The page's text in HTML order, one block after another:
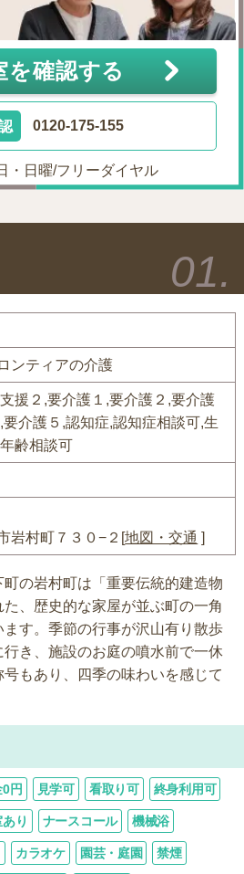
を確認する
0120-175-155
・日曜/フリーダイヤル
ンティアの介護
援２,要介護１,要介護２,要介護
要介護５,認知症,認知症相談可,生
齢相談可
岩村町７３０−２[地図・交通 ]
の岩村町は「重要伝統的建造物
、歴史的な家屋が並ぶ町の一角
す。季節の行事が沢山有り散歩
き、施設のお庭の噴水前で一休
もあり、四季の味わいを感じて
0円 見学可 看取り可 終身利用可
り ナースコール 機械浴
カラオケ 園芸・庭園 禁煙